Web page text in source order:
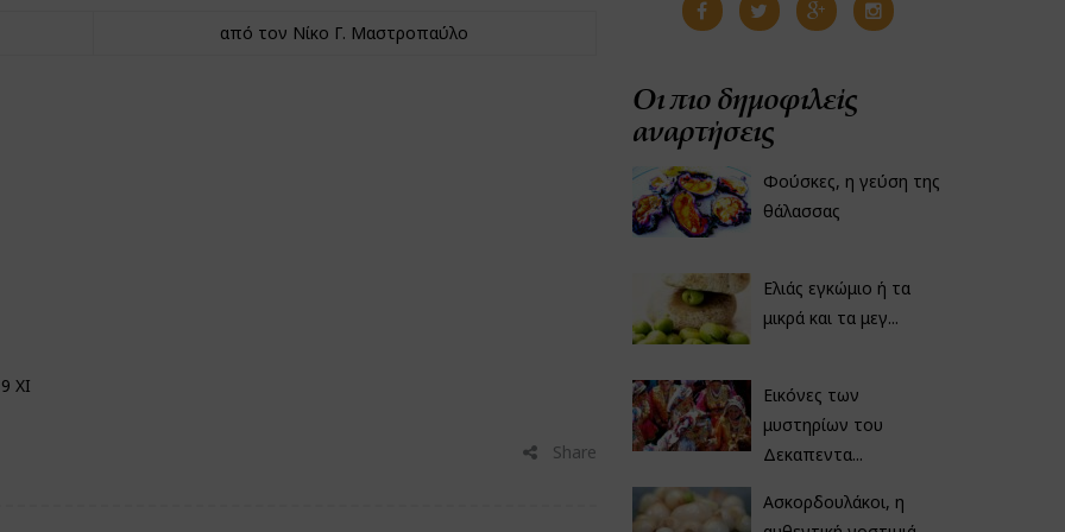
από τον Νίκο Γ. Μαστροπαύλο
XI
Share
Οι πιο δημοφιλείς
αναρτήσεις
Φούσκες, η γεύση της
θάλασσας
Ελιάς εγκώμιο ή τα
μικρά και τα μεγ...
Εικόνες των
μυστηρίων του
Δεκαπεντα...
Ασκορδουλάκοι, η